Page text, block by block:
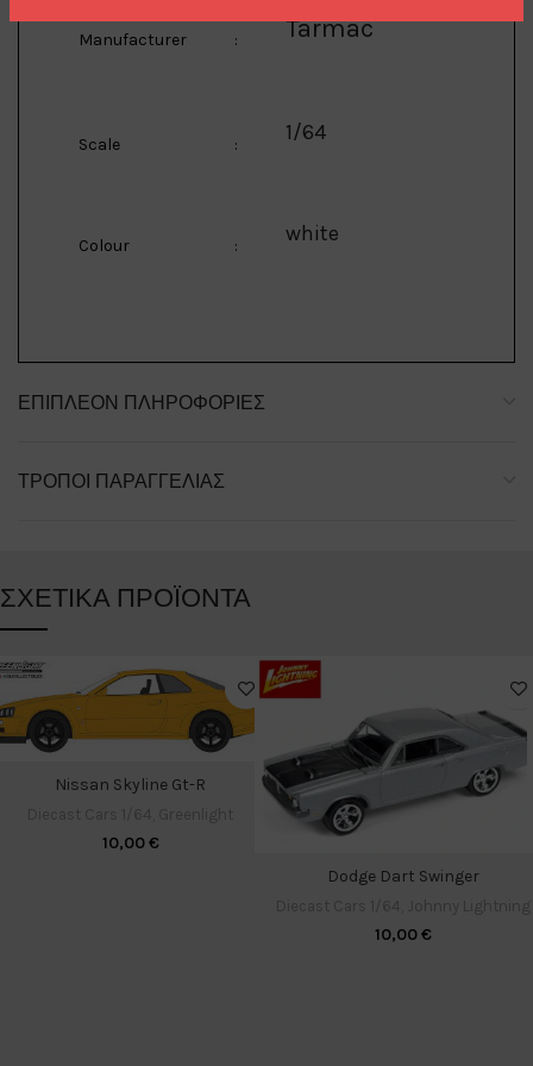
Manufacturer : Tarmac
Scale : 1/64
Colour : white
ΕΠΙΠΛΈΟΝ ΠΛΗΡΟΦΟΡΊΕΣ
ΤΡΌΠΟΙ ΠΑΡΑΓΓΕΛΊΑΣ
ΣΧΕΤΙΚΆ ΠΡΟΪΌΝΤΑ
Nissan Skyline Gt-R
10,00€
Dodge Dart Swinger
10,00€